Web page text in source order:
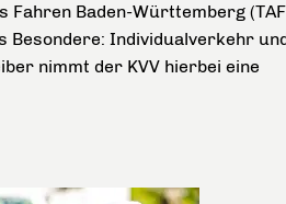
Fahren Baden-Württemberg (TAF
Besondere: Individualverkehr
nimmt der KVV hierbei eine